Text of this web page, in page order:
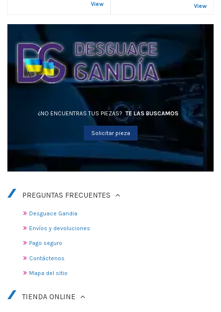
View View
¿NO ENCUENTRAS TUS PIEZAS? TE LAS BUSCAMOS
Solicitar pieza
PREGUNTAS FRECUENTES
Desguace Gandia
Envíos y devoluciones
Pago seguro
Contáctenos
Mapa del sitio
TIENDA ONLINE